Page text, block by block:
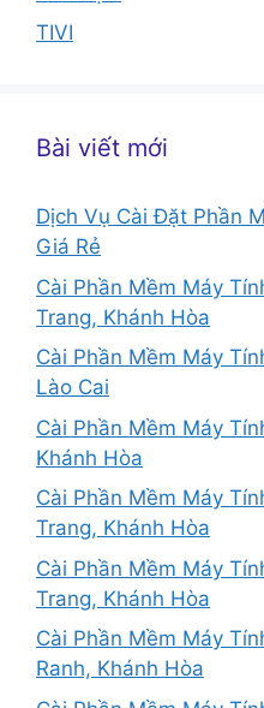
TIVI
Bài viết mới
Dịch Vụ Cài Đặt Phần
Giá Rẻ
Cài Phần Mềm Máy
Trang, Khánh Hòa
Cài Phần Mềm Máy
Lào Cai
Cài Phần Mềm Máy
Khánh Hòa
Cài Phần Mềm Máy
Trang, Khánh Hòa
Cài Phần Mềm Máy
Trang, Khánh Hòa
Cài Phần Mềm Máy
Ranh, Khánh Hòa